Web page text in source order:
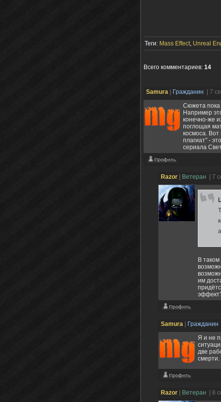
Теги: Mass Effect, Unreal
Всего комментариев: 14
Samura Гражданин
| 7
Сюжета пока
Например
конечно-же
поглощая
космоса.
плагиат" -
сериала
Razоr Ветеран | 7
В
им
Samura Гражданин
Я и не
две
смерти.
Razоr Ветеран
| 8